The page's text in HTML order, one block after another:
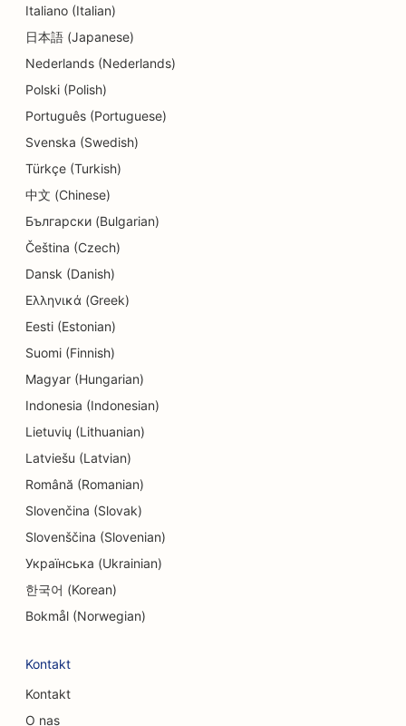
SEO dla klinik dentystycznych
SEO dla sklepów z detalami
SEO dla restauracji
SEO dla sklepów z babeczkami
SEO dla sklepów z pączkami
SEO dla elektryków
SEO dla pralni chemicznych
SEO dla sklepów z elektroniką
SEO dla endodontów
SEO dla rozrywki i rekreacji
SEO dla escape roomów
EO dla restauracji etnicznych
SEO dla restauracji typu 'od pola do stołu
SEO dla usług liftingu twarzy
SEO dla restauracji rodzinnych
SEO dla restauracji szybkiej obsługi
SEO dla kwiaciarni
Italiano (Italian)
日本語 (Japanese)
Nederlands (Nederlands)
Polski (Polish)
Português (Portuguese)
Svenska (Swedish)
Türkçe (Turkish)
中文 (Chinese)
Български (Bulgarian)
Čeština (Czech)
Dansk (Danish)
Ελληνικά (Greek)
Eesti (Estonian)
Suomi (Finnish)
Magyar (Hungarian)
Indonesia (Indonesian)
Lietuvių (Lithuanian)
Latviešu (Latvian)
Română (Romanian)
Slovenčina (Slovak)
Slovenščina (Slovenian)
Українська (Ukrainian)
한국어 (Korean)
Bokmål (Norwegian)
Kontakt
Kontakt
O nas